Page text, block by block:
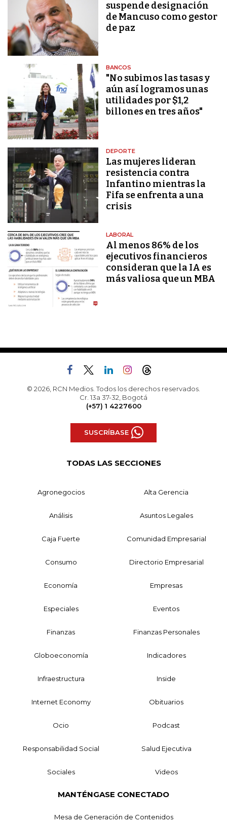
suspende designación
de Mancuso como gestor
de paz
BANCOS
"No subimos las tasas y
aún así logramos unas
utilidades por $1,2
billones en tres años"
DEPORTE
Las mujeres lideran
resistencia contra
Infantino mientras la
Fifa se enfrenta a una
crisis
LABORAL
Al menos 86% de los
ejecutivos financieros
consideran que la IA es
más valiosa que un MBA
© 2026, RCN Medios. Todos los derechos reservados.
Cr. 13a 37-32, Bogotá
(+57) 1 4227600
SUSCRÍBASE
TODAS LAS SECCIONES
Agronegocios Alta Gerencia
Análisis Asuntos Legales
Caja Fuerte Comunidad Empresarial
Consumo Directorio Empresarial
Economía Empresas
Especiales Eventos
Finanzas Finanzas Personales
Globoeconomía Indicadores
Infraestructura Inside
Internet Economy Obituarios
Ocio Podcast
Responsabilidad Social Salud Ejecutiva
Sociales Videos
MANTÉNGASE CONECTADO
Mesa de Generación de Contenidos